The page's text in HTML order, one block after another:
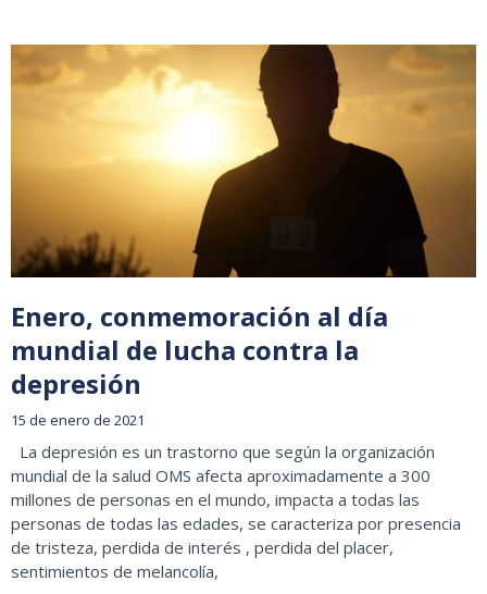
Enero, conmemoración al día
mundial de lucha contra la
depresión
15 de enero de 2021
La depresión es un trastorno que según la organización
mundial de la salud OMS afecta aproximadamente a 300
millones de personas en el mundo, impacta a todas las
personas de todas las edades, se caracteriza por presencia
de tristeza, perdida de interés , perdida del placer,
sentimientos de melancolía,